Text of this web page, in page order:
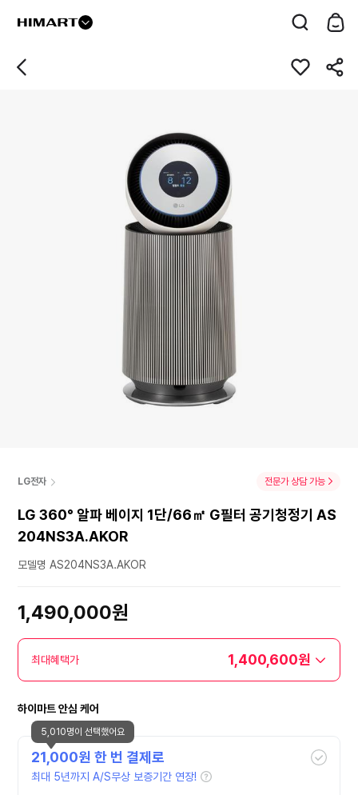
LG전자 전문가 상담 가능
LG 360° 알파 베이지 1단/66㎡ G필터 공기청정기 AS
204NS3A.AKOR
모델명 AS204NS3A.AKOR
1,490,000원
최대혜택가 1,400,600원
하이마트 안심 케어
21,000원 한 번 결제로
최대 5년까지 A/S무상 보증기간 연장!
5,010명이 선택했어요